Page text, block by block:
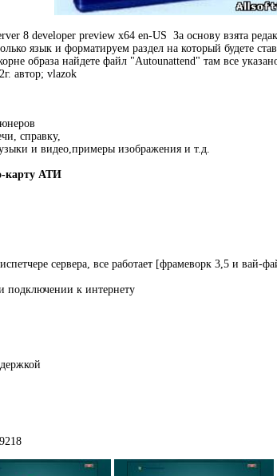
8 developer preview x64 en-US За основу взята
язык и форматируем раздел на который будете
образа найдете файл "Autounattend" там все
автор; vlazok
справку,
и видео,примеры изображения и т.д.
карту АТИ
сервера, все работает [фрамеворк 3,5 и вай-
подключении к интернету